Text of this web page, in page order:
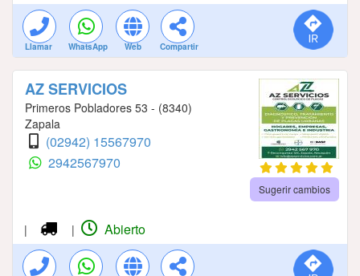
Llamar WhatsApp Web Compartir
AZ SERVICIOS
Primeros Pobladores 53 - (8340)
Zapala
(02942) 15567970
2942567970
Sugerir cambios
| | Abierto